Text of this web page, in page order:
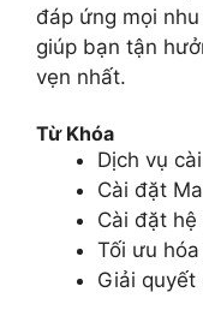
đáp ứng mọi
giúp bạn tận
vẹn nhất.
Từ Khóa
Dịch vụ
Cài đặt
Cài đặt
Tối ưu
Giải quyết